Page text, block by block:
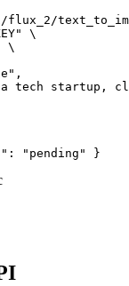
\
\
tech startup,
"pending" }